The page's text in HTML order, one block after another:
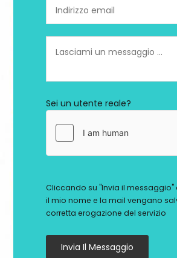
Sei un utente reale?
Cliccando su "Invia il
il mio nome e la mail vengano
corretta erogazione del servizio
Invia Il Messaggio